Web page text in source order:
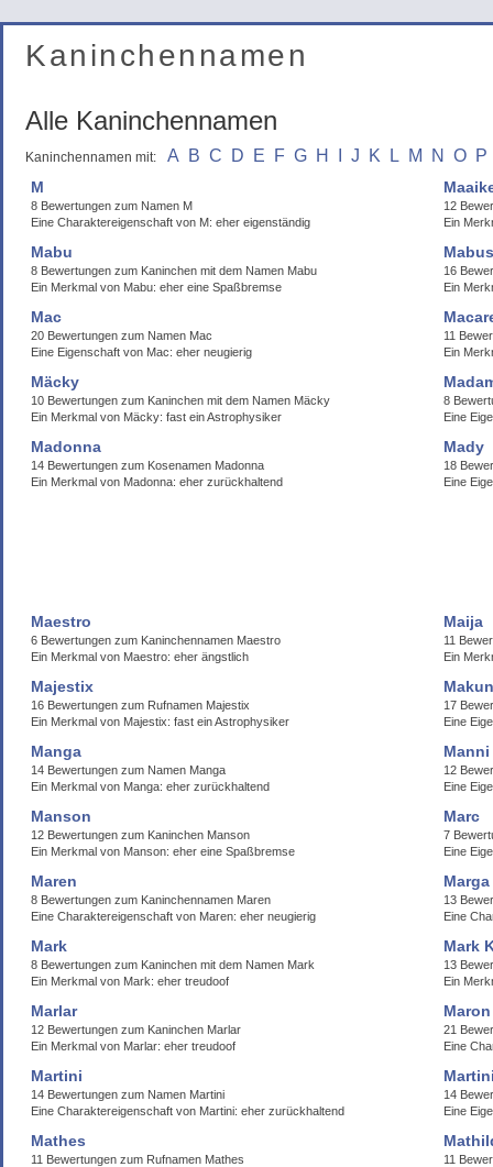
Kaninchennamen
Alle Kaninchennamen
Kaninchennamen mit: A B C D E F G H J K L M N O P
M
8 Bewertungen zum Namen M
Eine Charaktereigenschaft von M: eher eigenständig
12
Ein
Mabu
8 Bewertungen zum Kaninchen mit dem Namen Mabu
Ein Merkmal von Mabu: eher eine Spaßbremse
16
Ein
Mac
20 Bewertungen zum Namen Mac
Eine Eigenschaft von Mac: eher neugierig
11
Ein
Mäcky
10 Bewertungen zum Kaninchen mit dem Namen Mäcky
Ein Merkmal von Mäcky: fast ein Astrophysiker
8
Eine
Madonna
14 Bewertungen zum Kosenamen Madonna
Ein Merkmal von Madonna: eher zurückhaltend
Mady
18
Eine
Maestro
6 Bewertungen zum Kaninchennamen Maestro
Ein Merkmal von Maestro: eher ängstlich
Maija
11
Ein
Majestix
16 Bewertungen zum Rufnamen Majestix
Ein Merkmal von Majestix: fast ein Astrophysiker
17
Eine
Manga
14 Bewertungen zum Namen Manga
Ein Merkmal von Manga: eher zurückhaltend
Manni
12
Eine
Manson
12 Bewertungen zum Kaninchen Manson
Ein Merkmal von Manson: eher eine Spaßbremse
Marc
7
Eine
Maren
8 Bewertungen zum Kaninchennamen Maren
Eine Charaktereigenschaft von Maren: eher neugierig
Marga
13
Eine
Mark
8 Bewertungen zum Kaninchen mit dem Namen Mark
Ein Merkmal von Mark: eher treudoof
Mark
13
Ein
Marlar
12 Bewertungen zum Kaninchen Marlar
Ein Merkmal von Marlar: eher treudoof
Maron
21
Eine
Martini
14 Bewertungen zum Namen Martini
Eine Charaktereigenschaft von Martini: eher zurückhaltend
14
Eine
Mathes
11 Bewertungen zum Rufnamen Mathes
11